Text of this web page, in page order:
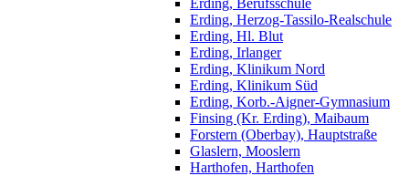
Erding, Berufsschule
Erding, Herzog-Tassilo-Realschule
Erding, Hl. Blut
Erding, Irlanger
Erding, Klinikum Nord
Erding, Klinikum Süd
Erding, Korb.-Aigner-Gymnasium
Finsing (Kr. Erding), Maibaum
Forstern (Oberbay), Hauptstraße
Glaslern, Mooslern
Harthofen, Harthofen